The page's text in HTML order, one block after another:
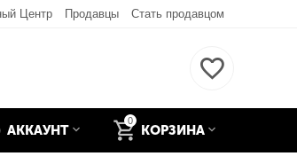
Центр Продавцы Стать продавцом
0
КОРЗИНА
АККАУНТ